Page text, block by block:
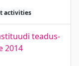
activities
teadus-
2014